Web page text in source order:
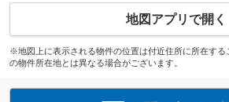
地図アプリで開く
※地図上に表示される物件の位置は付近住所に所在する
の物件所在地とは異なる場合がございます。